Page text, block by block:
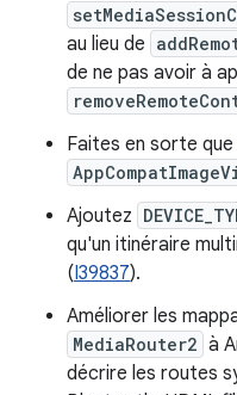
au lieu de
de ne pas avoir à
Faites en sorte que
Ajoutez
qu'un itinéraire
(I39837).
Améliorer les
MediaRouter2 à
décrire les routes